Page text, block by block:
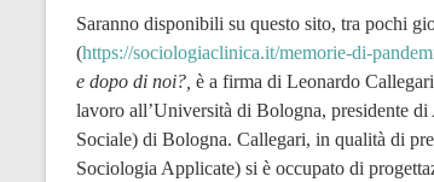
Saranno disponibili su questo sito, tra pochi
(https://sociologiaclinica.it/memorie-di-
e dopo di noi?, è a firma di Leonardo
lavoro all’Università di Bologna, presidente
Sociale) di Bologna. Callegari, in qualità di
Sociologia Applicate) si è occupato di